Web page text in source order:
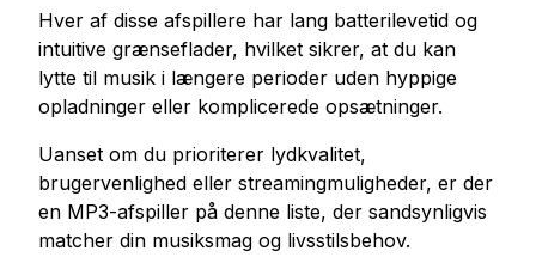
Køb Youtube Abonnenter
Køb visninger på Youtube
Køb Youtube Live Views
Køb Youtube Seertimer
Flere tjenester
Køb Audiomack afspilninger
Køb LinkedIn Følgere
Hver af disse afspillere har lang batterilevetid og
intuitive grænseflader, hvilket sikrer, at du kan
lytte til musik i længere perioder uden hyppige
opladninger eller komplicerede opsætninger.
Uanset om du prioriterer lydkvalitet,
brugervenlighed eller streamingmuligheder, er der
en MP3-afspiller på denne liste, der sandsynligvis
matcher din musiksmag og livsstilsbehov.